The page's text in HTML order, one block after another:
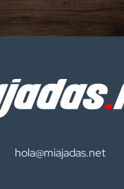
hola@miajadas.net